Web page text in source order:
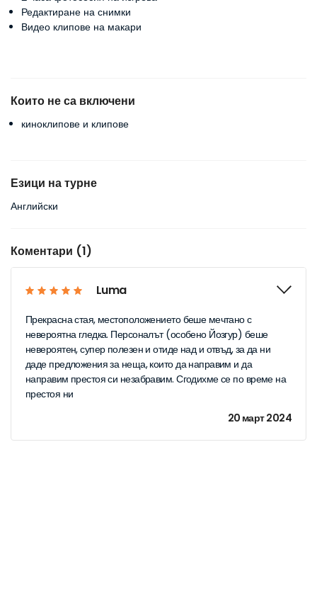
Редактиране на снимки
Видео клипове на макари
Които не са включени
киноклипове и клипове
Езици на турне
Английски
Коментари (1)
Luma
Прекрасна стая, местоположението беше мечтано с
невероятна гледка. Персоналът (особено Йозгур) беше
невероятен, супер полезен и отиде над и отвъд, за да ни
даде предложения за неща, които да направим и да
направим престоя си незабравим. Сгодихме се по време на
престоя ни
20 март 2024